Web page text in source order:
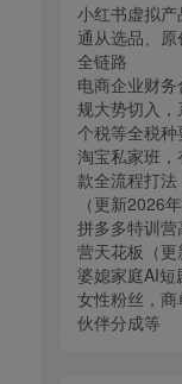
小红书虚拟
通从选品、
全链路
电商企业财
规大势切入，
个税等全税种
淘宝私家班
款全流程打
（更新2026
拼多多特训
营天花板（更
婆媳家庭AI短
女性粉丝，商
伙伴分成等